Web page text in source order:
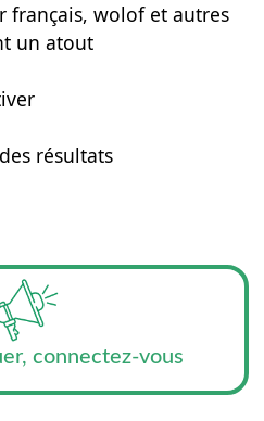
français, wolof et autres
un atout
résultats
connectez-vous